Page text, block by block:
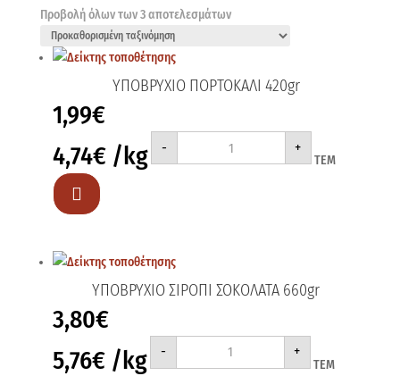
Προβολή όλων των 3 αποτελεσμάτων
ΥΠΟΒΡΥΧΙΟ ΠΟΡΤΟΚΑΛΙ 420gr
1,99€
4,74€ /kg -
ΥΠΟΒΡΥΧΙΟ
ΠΟΡΤΟΚΑΛΙ
420gr
+
ΤΕΜ

ΥΠΟΒΡΥΧΙΟ ΣΙΡΟΠΙ ΣΟΚΟΛΑΤΑ 660gr
3,80€
5,76€ /kg -
ΥΠΟΒΡΥΧΙΟ
ΣΟΚΟΛΑΤΑ
+
ΤΕΜ